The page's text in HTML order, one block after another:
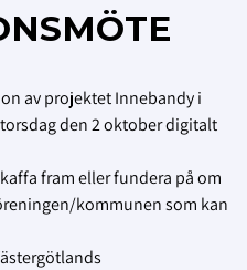
av projektet Innebandy i
den 2 oktober digitalt
fram eller fundera på om
kommunen som kan